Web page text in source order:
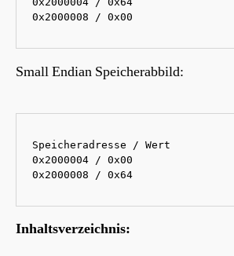
0x2000008 / 0x00
Small Endian Speicherabbild:
Speicheradresse / Wert
0x2000004 / 0x00
0x2000008 / 0x64
Inhaltsverzeichnis: